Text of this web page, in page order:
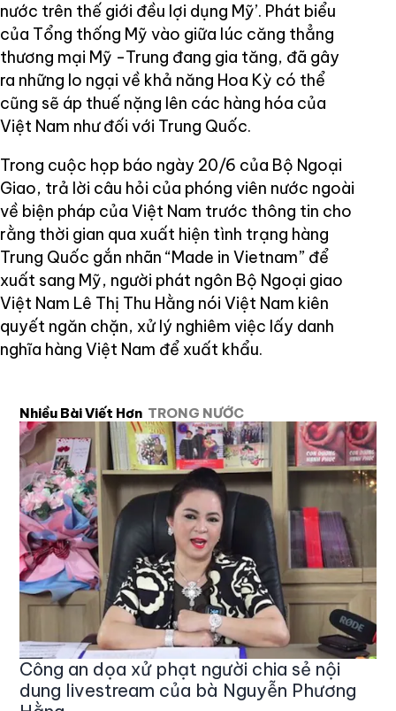
nước trên thế giới đều lợi dụng Mỹ’. Phát biểu
của Tổng thống Mỹ vào giữa lúc căng thẳng
thương mại Mỹ -Trung đang gia tăng, đã gây
ra những lo ngại về khả năng Hoa Kỳ có thể
cũng sẽ áp thuế nặng lên các hàng hóa của
Việt Nam như đối với Trung Quốc.
Trong cuộc họp báo ngày 20/6 của Bộ Ngoại
Giao, trả lời câu hỏi của phóng viên nước ngoài
về biện pháp của Việt Nam trước thông tin cho
rằng thời gian qua xuất hiện tình trạng hàng
Trung Quốc gắn nhãn “Made in Vietnam” để
xuất sang Mỹ, người phát ngôn Bộ Ngoại giao
Việt Nam Lê Thị Thu Hằng nói Việt Nam kiên
quyết ngăn chặn, xử lý nghiêm việc lấy danh
nghĩa hàng Việt Nam để xuất khẩu.
Nhiều Bài Viết Hơn TRONG NƯỚC
Công an dọa xử phạt người chia sẻ nội
dung livestream của bà Nguyễn Phương